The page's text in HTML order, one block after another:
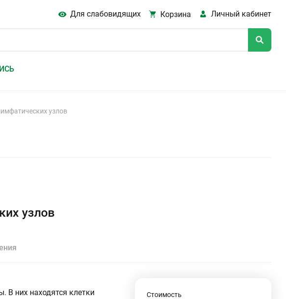
Для слабовидящих Корзина Личный кабинет
узлов
узлов
В них находятся клетки
Стоимость